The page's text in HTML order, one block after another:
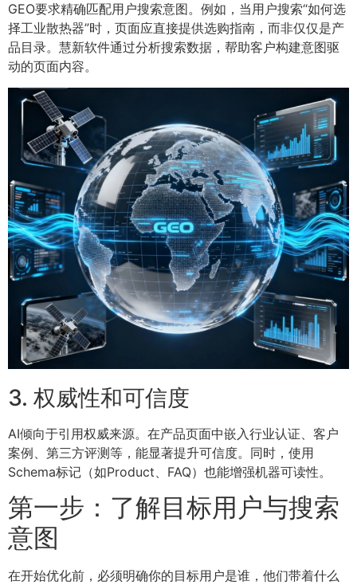
GEO要求精确匹配用户搜索意图。例如，当用户搜索“如何选
择工业散热器”时，页面应直接提供选购指南，而非仅仅是产
品目录。慧新软件通过分析搜索数据，帮助客户构建意图驱
动的页面内容。
3. 权威性和可信度
AI倾向于引用权威来源。在产品页面中嵌入行业认证、客户
案例、第三方评测等，能显著提升可信度。同时，使用
Schema标记（如Product、FAQ）也能增强机器可读性。
第一步：了解目标用户与搜索
意图
在开始优化前，必须明确你的目标用户是谁，他们带着什么